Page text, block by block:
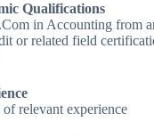
Qualifications
in Accounting from
or related field
of relevant experience